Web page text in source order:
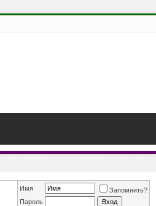
Имя
Запомнить?
Пароль